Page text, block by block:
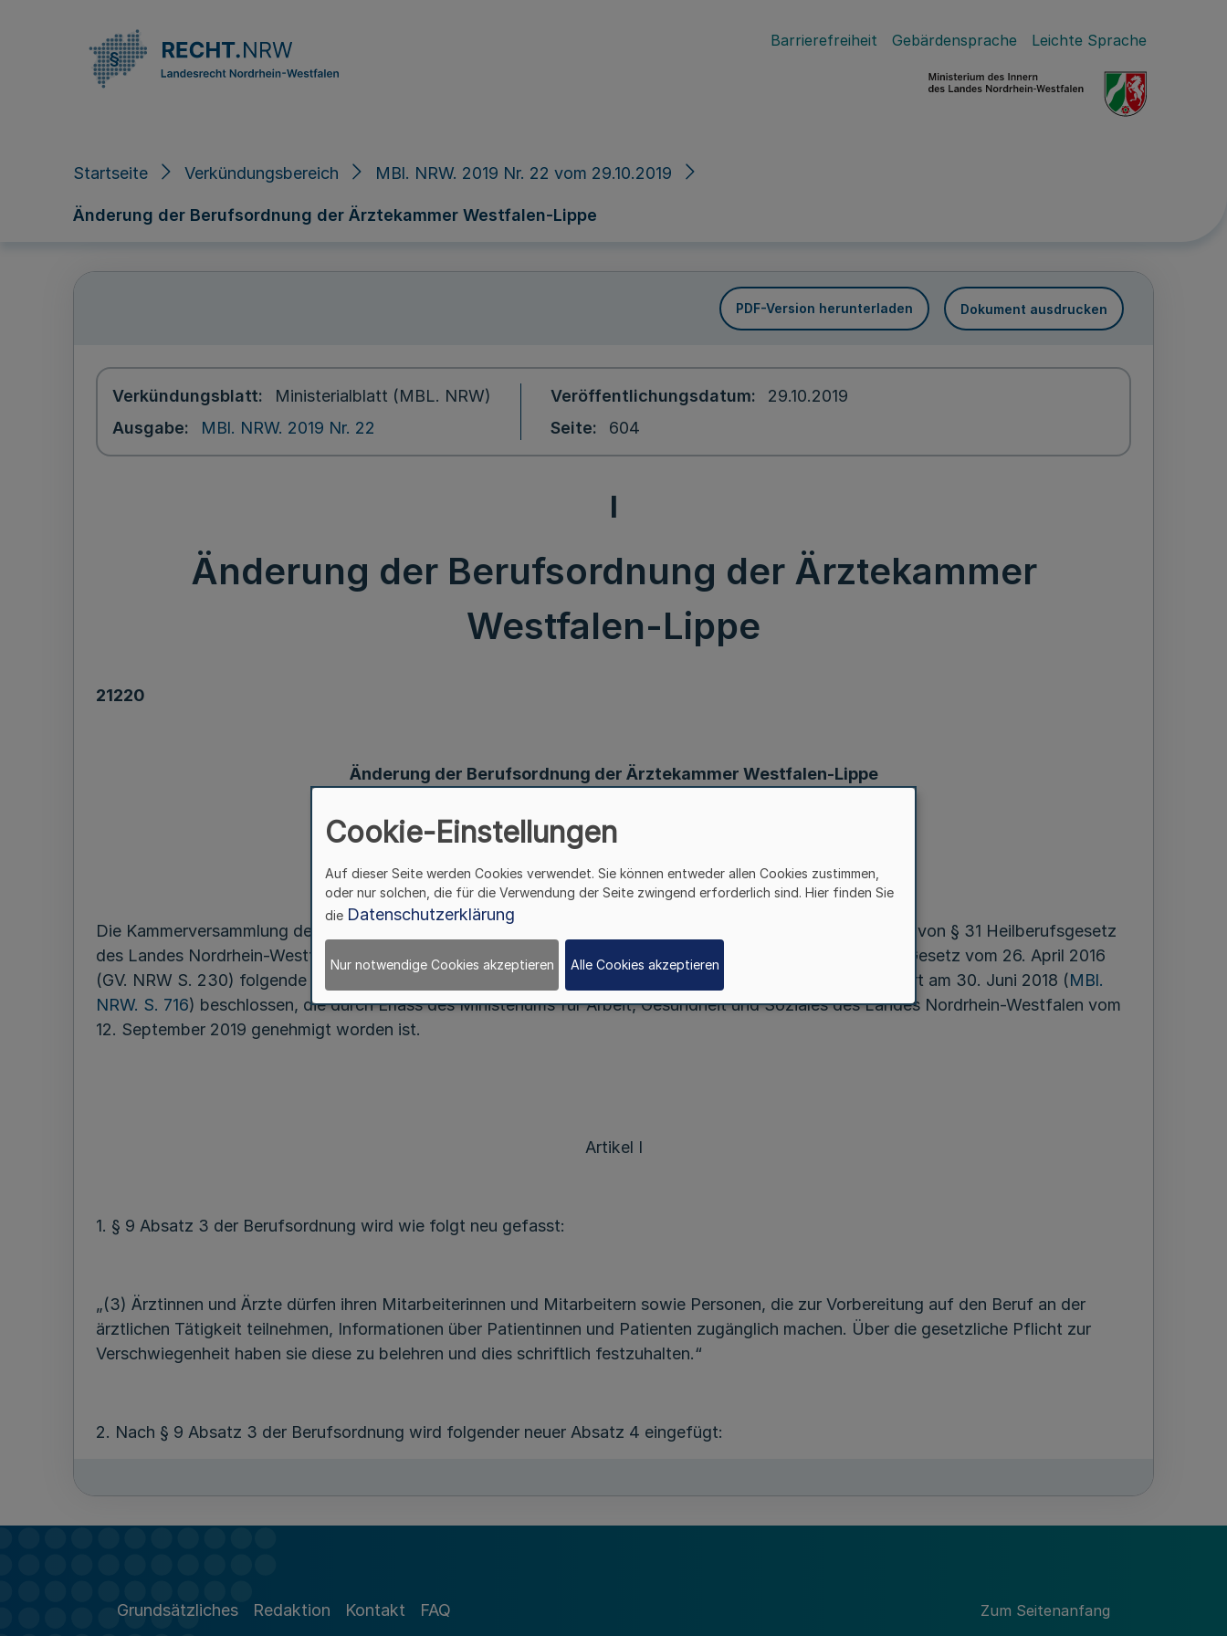
Barrierefreiheit Gebärdensprache Leichte Sprache
Startseite Verkündungsbereich MBl. NRW. 2019 Nr. 22 vom 29.10.2019
Änderung der Berufsordnung der Ärztekammer Westfalen-Lippe
PDF-Version herunterladen Dokument ausdrucken
Verkündungsblatt
Ministerialblatt (MBL. NRW)
Ausgabe
MBl. NRW. 2019 Nr. 22
Veröffentlichungsdatum
29.10.2019
Seite
604
I
Änderung der Berufsordnung der Ärztekammer
Westfalen-Lippe
21220
Änderung der Berufsordnung der Ärztekammer Westfalen-Lippe
Vom 16. März 2019
Die Kammerversammlung der Ärztekammer Westfalen-Lippe hat in ihrer Sitzung am 16. März 2019 aufgrund von § 31 Heilberufsgesetz
des Landes Nordrhein-Westfalen (HeilBerG) vom 09. Mai 2000 (GV. NRW S. 403), zuletzt geändert durch Gesetz vom 26. April 2016
(GV. NRW S. 230) folgende Änderung der Berufsordnung vom 21. März 1998/24. April 1999, zuletzt geändert am 30. Juni 2018 (MBl.
NRW. S. 716) beschlossen, die durch Erlass des Ministeriums für Arbeit, Gesundheit und Soziales des Landes Nordrhein-Westfalen vom
12. September 2019 genehmigt worden ist.
Artikel I
1. § 9 Absatz 3 der Berufsordnung wird wie folgt neu gefasst:
„(3) Ärztinnen und Ärzte dürfen ihren Mitarbeiterinnen und Mitarbeitern sowie Personen, die zur Vorbereitung auf den Beruf an der
ärztlichen Tätigkeit teilnehmen, Informationen über Patientinnen und Patienten zugänglich machen. Über die gesetzliche Pflicht zur
Verschwiegenheit haben sie diese zu belehren und dies schriftlich festzuhalten.“
2. Nach § 9 Absatz 3 der Berufsordnung wird folgender neuer Absatz 4 eingefügt:
Grundsätzliches Redaktion Kontakt FAQ Zum Seitenanfang
Cookie-Einstellungen
Auf dieser Seite werden Cookies verwendet. Sie können entweder allen Cookies zustimmen,
oder nur solchen, die für die Verwendung der Seite zwingend erforderlich sind. Hier finden Sie
die Datenschutzerklärung
Nur notwendige Cookies akzeptieren Alle Cookies akzeptieren